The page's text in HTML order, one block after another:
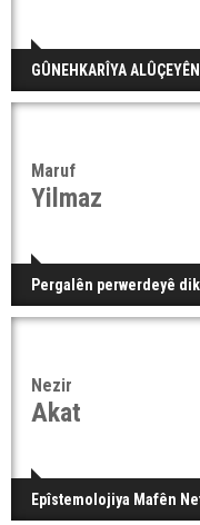
GÛNEHKARÎYA
Maruf
Yilmaz
Pergalên perwerdeyê
Nezir
Akat
Epîstemolojiya Mafên